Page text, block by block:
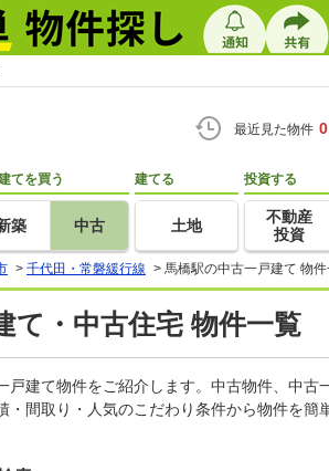
最近見た物件 0
てを買う
築 中古
建てる
土地
投資する
不動産
投資
> 千代田・常磐緩行線 > 馬橋駅の中古一戸建て 物
て・中古住宅 物件一覧
建て物件をご紹介します。中古物件、中
間取り・人気のこだわり条件から物件を